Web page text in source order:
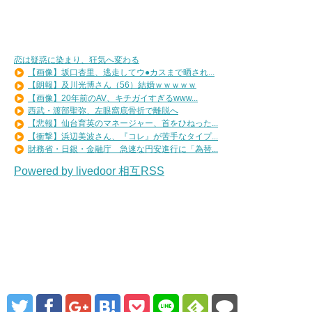
恋は疑惑に染まり、狂気へ変わる
【画像】坂口杏里、逃走してウ●カスまで晒され...
【朗報】及川光博さん（56）結婚ｗｗｗｗｗ
【画像】20年前のAV、キチガイすぎるwww...
西武・渡部聖弥、左眼窩底骨折で離脱へ
【悲報】仙台育英のマネージャー、首をひねった...
【衝撃】浜辺美波さん、『コレ』が苦手なタイプ...
財務省・日銀・金融庁 急速な円安進行に「為替...
Powered by livedoor 相互RSS